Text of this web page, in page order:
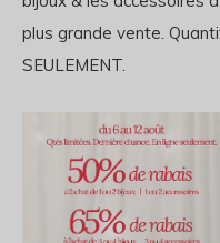
plus grande vente.
SEULEMENT.